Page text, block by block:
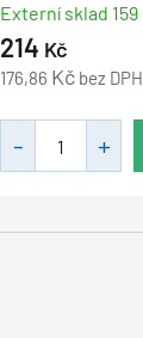
Externí sklad 159
214 Kč
176,86 Kč bez DPH